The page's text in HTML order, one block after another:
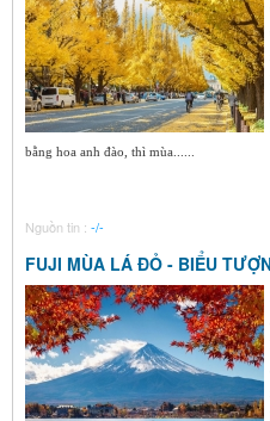
bằng hoa anh đào, thì mùa......
Nguồn tin : -/-
FUJI MÙA LÁ ĐỎ - BIỂU